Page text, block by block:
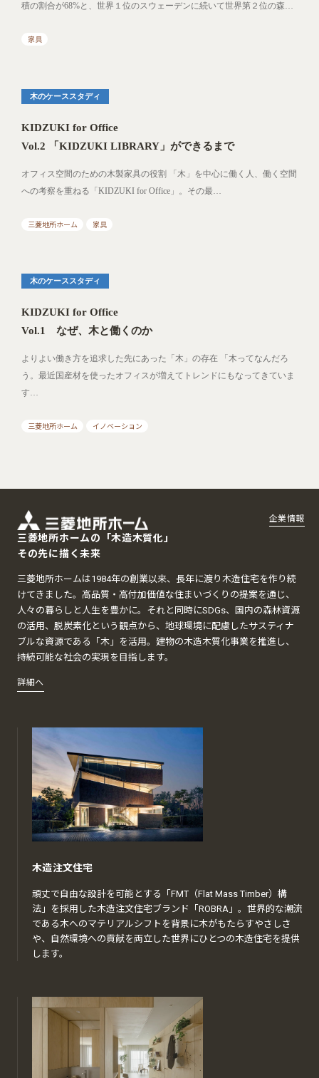
積の割合が68%と、世界１位のスウェーデンに続いて世界第２位の森…
家具
木のケーススタディ
KIDZUKI for Office
Vol.2 「KIDZUKI LIBRARY」ができるまで
オフィス空間のための木製家具の役割 「木」を中心に働く人、働く空間
への考察を重ねる「KIDZUKI for Office」。その最…
三菱地所ホーム 家具
木のケーススタディ
KIDZUKI for Office
Vol.1 なぜ、木と働くのか
よりよい働き方を追求した先にあった「木」の存在 「木ってなんだろ
う。最近国産材を使ったオフィスが増えてトレンドにもなってきていま
す…
三菱地所ホーム イノベーション
三菱地所ホームの「木造木質化」
その先に描く未来
三菱地所ホームは1984年の創業以来、長年に渡り木造住宅を作り続
けてきました。高品質・高付加価値な住まいづくりの提案を通じ、
人々の暮らしと人生を豊かに。それと同時にSDGs、国内の森林資源
の活用、脱炭素化という観点から、地球環境に配慮したサスティナ
ブルな資源である「木」を活用。建物の木造木質化事業を推進し、
持続可能な社会の実現を目指します。
詳細へ
企業情報
木造注文住宅
頑丈で自由な設計を可能とする「FMT（Flat Mass Timber）構
法」を採用した木造注文住宅ブランド「ROBRA」。世界的な潮流
である木へのマテリアルシフトを背景に木がもたらすやさしさ
や、自然環境への貢献を両立した世界にひとつの木造住宅を提供
します。